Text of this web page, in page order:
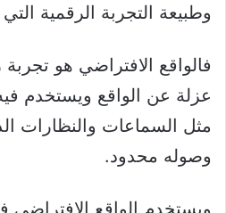
وطبيعة التجربة الرقمية
فالواقع الافتراضي هو
عزلة عن الواقع ويستخدم
مثل السماعات والنظارات
وصوله محدود.
ويستخدم الواقع الافتراضي